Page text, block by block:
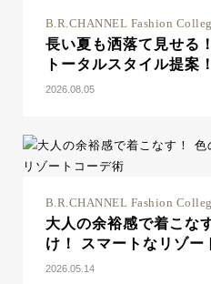
B.R.CHANNEL Fashion
長い夏も洒落て見せる
トータルスタイル提案！
2026.08.05
B.R.CHANNEL Fashion
大人の余裕感で着こな
け！ スマートなリゾー
2026.05.14